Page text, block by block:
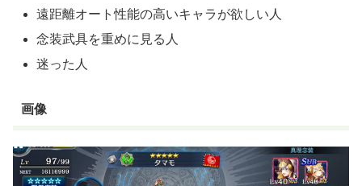
遠距離オート性能の高いキャラが欲しい人
念装武具を重めに見る人
迷った人
画像